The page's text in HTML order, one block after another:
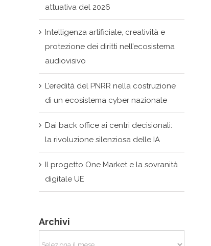
attuativa del 2026
Intelligenza artificiale, creatività e
protezione dei diritti nell’ecosistema
audiovisivo
L’eredità del PNRR nella costruzione
di un ecosistema cyber nazionale
Dai back office ai centri decisionali:
la rivoluzione silenziosa delle IA
Il progetto One Market e la sovranità
digitale UE
Archivi